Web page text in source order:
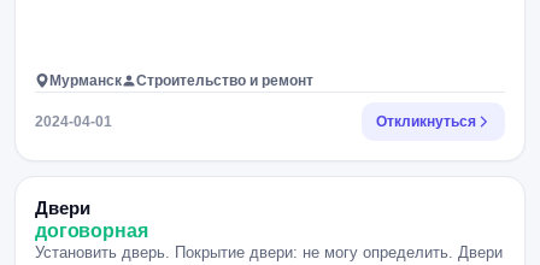
Мурманск Строительство и ремонт
2024-04-01 Откликнуться
Двери
договорная
Установить дверь. Покрытие двери: не могу определить. Двери